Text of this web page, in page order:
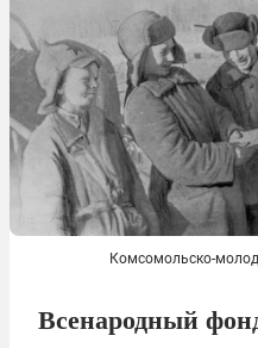
Комсомольско-
Всенародный